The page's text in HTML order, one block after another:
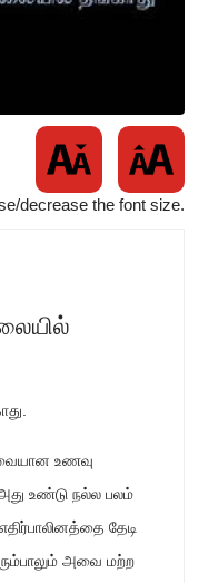
decrease the font size.
உணவு
உண்டு நல்ல பலம்
தேடி
அவை மற்ற